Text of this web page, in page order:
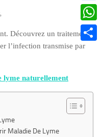
Découvrez un traitement
l’infection transmise par
lyme naturellement
Maladie De Lyme